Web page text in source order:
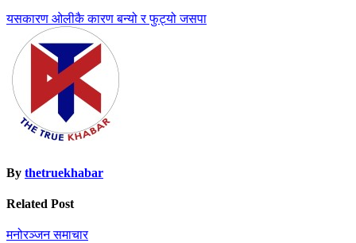
Post
navigation
यसकारण ओलीकै कारण बन्यो र फुट्यो जसपा
By thetruekhabar
Related Post
मनोरञ्जनसमाचार